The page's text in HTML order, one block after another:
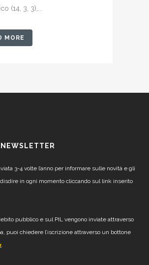
(14, 3, 3),...
MORE
3-4 volte l’anno per informare sulle novità e gli
in ogni momento cliccando sul link inserito
pubblico e sul PIL vengono inviate attraverso
puoi chiedere l’iscrizione attraverso un bottone
.